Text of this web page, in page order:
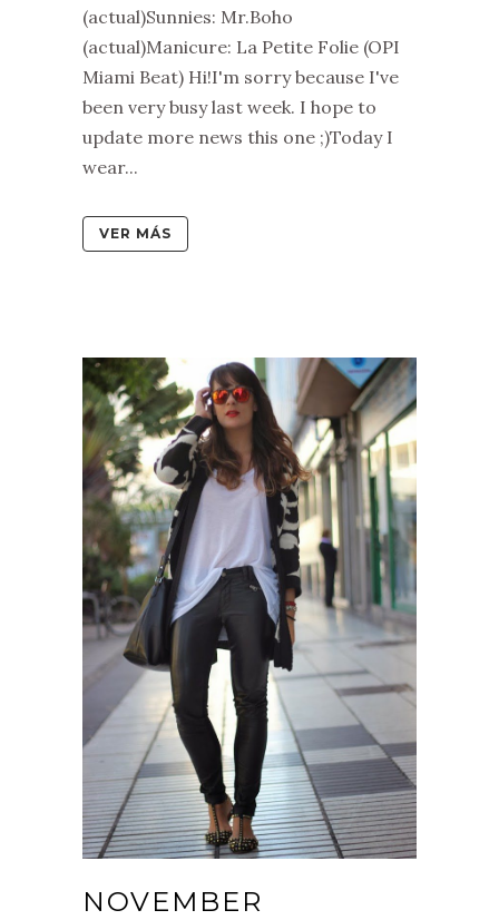
(actual)Sunnies: Mr.Boho
(actual)Manicure: La Petite Folie (OPI
Miami Beat) Hi!I'm sorry because I've
been very busy last week. I hope to
update more news this one ;)Today I
wear...
VER MÁS
NOVEMBER